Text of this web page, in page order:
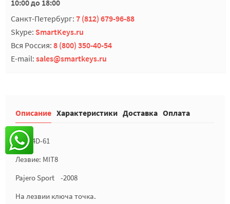
10:00 до 18:00
Санкт-Петербург: 7 (812) 679-96-88
Skype: SmartKeys.ru
Вся Россия: 8 (800) 350-40-54
E-mail: sales@smartkeys.ru
Описание Характеристики Доставка Оплата
Чип: 4D-61
Лезвие: MIT8
Pajero Sport -2008
На лезвии ключа точка.